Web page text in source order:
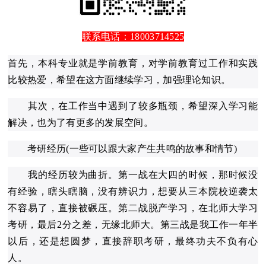
联系电话：18003714525
首先，本科专业就是学前教育，对学前教育过工作和实践
比较热爱，希望在这方面继续学习，加强理论知识。
其次，在工作当中遇到了较多瓶颈，希望深入学习能
解决，也为了有更多的发展空间。
考研经历(一些可以跟大家产生共鸣的故事和情节)
我的经历较为曲折。第一战在大四的时候，那时候没
有经验，瞎头瞎脑，没有辨识力，想要从三本院校逆袭太
不容易了，直接被碾压。第二战脱产学习，在北师大学习
考研 ，最后2分之差，无缘北师大。第三战是我工作一年半
以后，还是想圆梦，直接辞职考研，最终功夫不负有心
人。